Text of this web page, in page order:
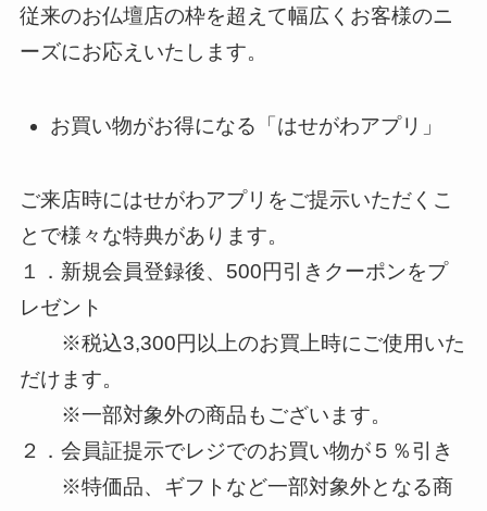
従来のお仏壇店の枠を超えて幅広くお客様のニ
ーズにお応えいたします。
お買い物がお得になる「はせがわアプリ」
ご来店時にはせがわアプリをご提示いただくこ
とで様々な特典があります。
１．新規会員登録後、500円引きクーポンをプ
レゼント
※税込3,300円以上のお買上時にご使用いた
だけます。
※一部対象外の商品もございます。
２．会員証提示でレジでのお買い物が５％引き
※特価品、ギフトなど一部対象外となる商